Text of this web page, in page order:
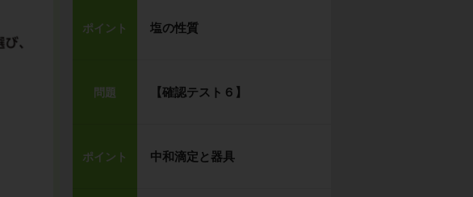
ポイント 塩の性質
問題 【確認テスト６】
ポイント 中和滴定と器具